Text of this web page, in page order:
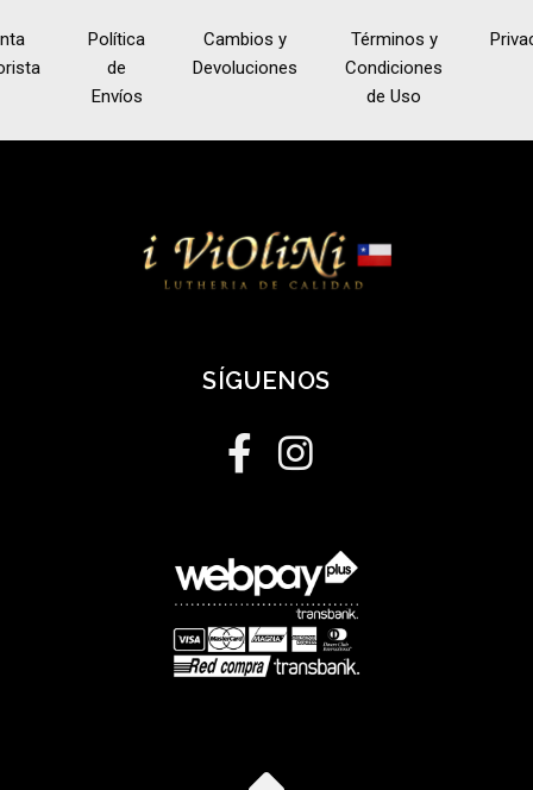
Política
de
Envíos
Cambios y
Devoluciones
Términos y
Condiciones
de Uso
SÍGUENOS